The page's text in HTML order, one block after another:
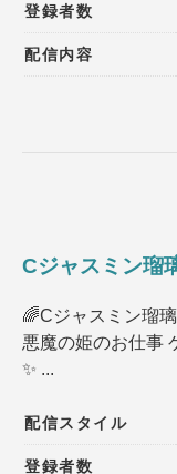
登録者数
配信内容
Cジャスミン瑠
🌈Cジャスミン瑠
悪魔の姫のお仕事
✨ ...
配信スタイル
登録者数